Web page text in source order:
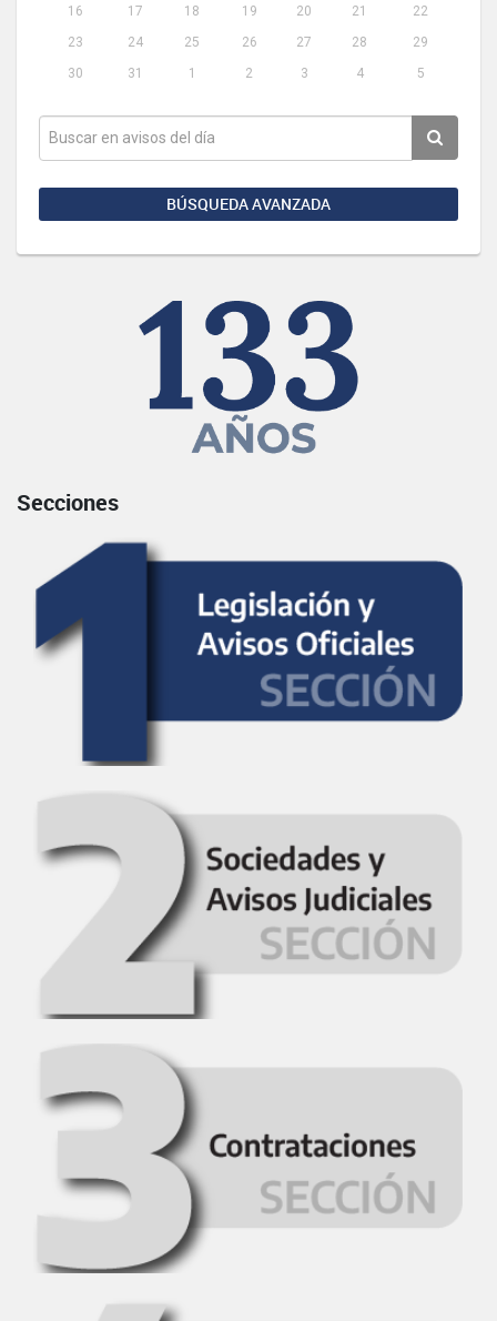
16
17 18 19 20 21
22
23
24 25 26 27 28
29
30
31 1 2 3 4 5
BÚSQUEDA AVANZADA
Secciones